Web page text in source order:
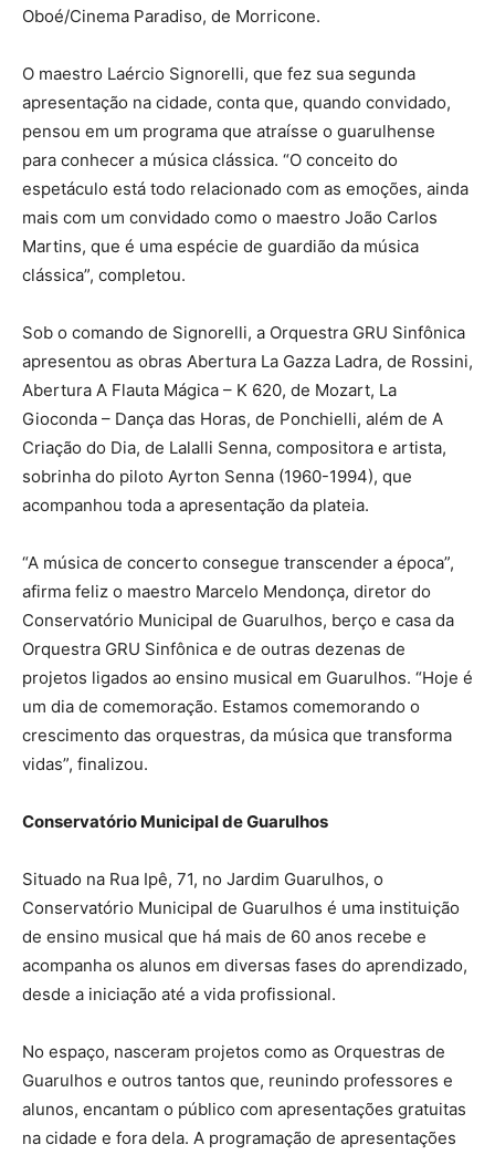
Oboé/Cinema Paradiso, de Morricone.
O maestro Laércio Signorelli, que fez sua segunda
apresentação na cidade, conta que, quando convidado,
pensou em um programa que atraísse o guarulhense
para conhecer a música clássica. “O conceito do
espetáculo está todo relacionado com as emoções, ainda
mais com um convidado como o maestro João Carlos
Martins, que é uma espécie de guardião da música
clássica”, completou.
Sob o comando de Signorelli, a Orquestra GRU Sinfônica
apresentou as obras Abertura La Gazza Ladra, de Rossini,
Abertura A Flauta Mágica – K 620, de Mozart, La
Gioconda – Dança das Horas, de Ponchielli, além de A
Criação do Dia, de Lalalli Senna, compositora e artista,
sobrinha do piloto Ayrton Senna (1960-1994), que
acompanhou toda a apresentação da plateia.
“A música de concerto consegue transcender a época”,
afirma feliz o maestro Marcelo Mendonça, diretor do
Conservatório Municipal de Guarulhos, berço e casa da
Orquestra GRU Sinfônica e de outras dezenas de
projetos ligados ao ensino musical em Guarulhos. “Hoje é
um dia de comemoração. Estamos comemorando o
crescimento das orquestras, da música que transforma
vidas”, finalizou.
Conservatório Municipal de Guarulhos
Situado na Rua Ipê, 71, no Jardim Guarulhos, o
Conservatório Municipal de Guarulhos é uma instituição
de ensino musical que há mais de 60 anos recebe e
acompanha os alunos em diversas fases do aprendizado,
desde a iniciação até a vida profissional.
No espaço, nasceram projetos como as Orquestras de
Guarulhos e outros tantos que, reunindo professores e
alunos, encantam o público com apresentações gratuitas
na cidade e fora dela. A programação de apresentações